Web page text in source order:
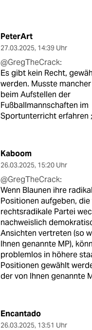
PeterArt
27.03.2025, 14:39 Uhr
@GregTheCrack:
Es gibt kein Recht,
werden. Musste
beim Aufstellen der
Fußballmannschaften im
Sportunterricht erfahren
Kaboom
26.03.2025, 15:20 Uhr
@GregTheCrack:
Wenn Blaunen ihre
Positionen aufgeben,
rechtsradikale Partei
nachweislich
Ansichten vertreten (so
Ihnen genannte MP),
problemlos in höhere
Positionen gewählt
der von Ihnen genannte
Encantado
26.03.2025, 13:51 Uhr